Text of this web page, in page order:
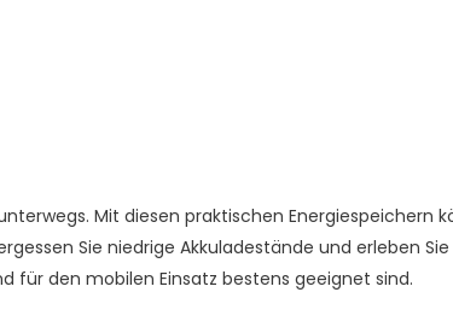
Mit diesen praktischen
Sie niedrige Akkuladestände und erleben
für den mobilen Einsatz bestens geeignet sind.